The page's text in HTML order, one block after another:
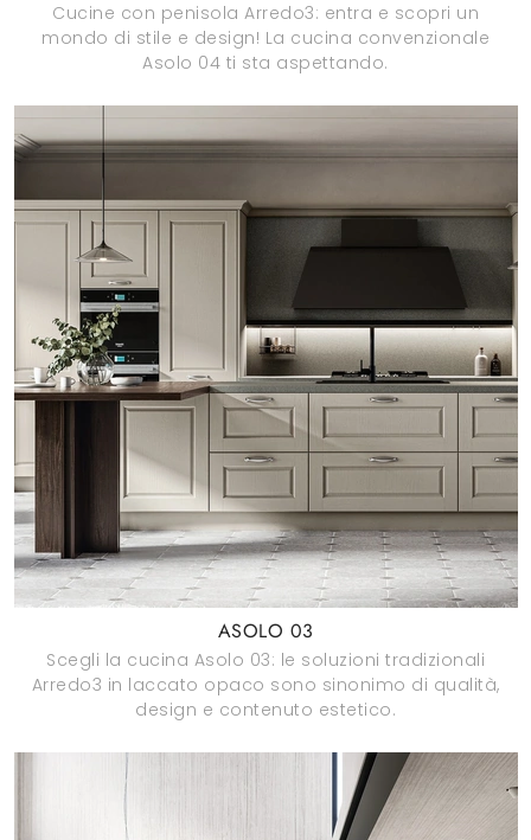
Cucine con penisola Arredo3: entra e scopri un
mondo di stile e design! La cucina convenzionale
Asolo 04 ti sta aspettando.
ASOLO 03
Scegli la cucina Asolo 03: le soluzioni tradizionali
Arredo3 in laccato opaco sono sinonimo di qualità,
design e contenuto estetico.